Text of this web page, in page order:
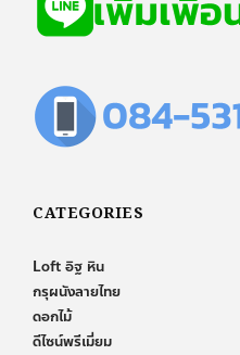
CATEGORIES
Loft อิฐ หิน
กรุผนังลายไทย
ดอกไม้
ดีไซน์พรีเมี่ยม